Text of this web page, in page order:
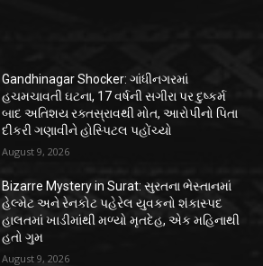
Gandhinagar Shocker: ગાંધીનગરમાં
હચમચાવતી ઘટના, 17 વર્ષની સગીરા પર દુષ્કર્મ
બાદ અતિશય રક્તસ્રાવથી મોત, આરોપીનો પિતા
દીકરી ગણાવીને હોસ્પિટલ પહોંચ્યો
August 9, 2026
Bizarre Mystery in Surat: સુરતના ભેસ્તાનમાં
હેલ્મેટ અને રેનકોટ પહેરેલ યુવકનો શંકાસ્પદ
હાલતમાં ખાડીમાંથી મળ્યો મૃતદેહ, એક મહિનાથી
હતો ગુમ
August 9, 2026